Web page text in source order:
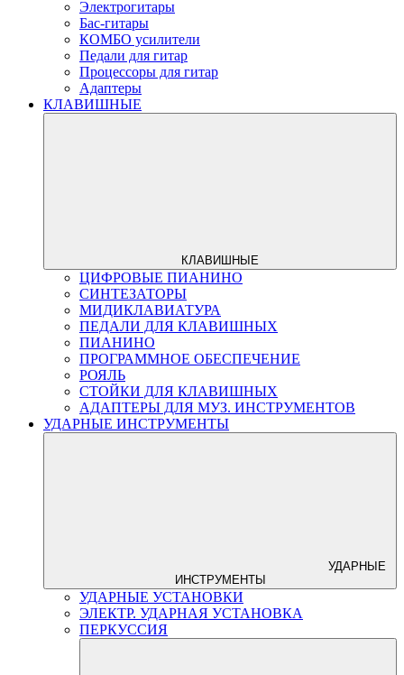
Электрогитары
Бас-гитары
КОМБО усилители
Педали для гитар
Процессоры для гитар
Адаптеры
КЛАВИШНЫЕ
КЛАВИШНЫЕ
ЦИФРОВЫЕ ПИАНИНО
СИНТЕЗАТОРЫ
МИДИКЛАВИАТУРА
ПЕДАЛИ ДЛЯ КЛАВИШНЫХ
ПИАНИНО
ПРОГРАММНОЕ ОБЕСПЕЧЕНИЕ
РОЯЛЬ
СТОЙКИ ДЛЯ КЛАВИШНЫХ
АДАПТЕРЫ ДЛЯ МУЗ. ИНСТРУМЕНТОВ
УДАРНЫЕ ИНСТРУМЕНТЫ
УДАРНЫЕ
ИНСТРУМЕНТЫ
УДАРНЫЕ УСТАНОВКИ
ЭЛЕКТР. УДАРНАЯ УСТАНОВКА
ПЕРКУССИЯ